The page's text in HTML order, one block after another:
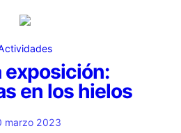
exposición:
en los hielos
marzo 2023